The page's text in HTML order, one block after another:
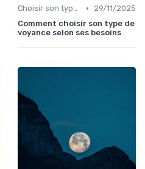
Choisir son type de voyance •
29/11/2025
Comment choisir son type de
voyance selon ses besoins